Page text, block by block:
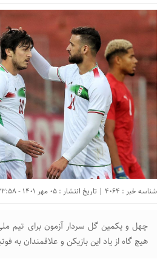
شناسه خبر : 4064 | تاریخ انتشار : 05 مهر 1401 - 23:58 |
چهل و یکمین گل سردار آزمون برای تیم
هیچ گاه از یاد این بازیکن و علاقمندان به